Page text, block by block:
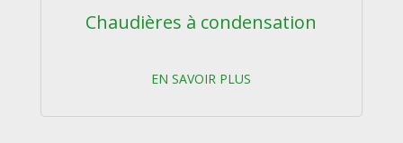
Chaudières à condensation
EN SAVOIR PLUS